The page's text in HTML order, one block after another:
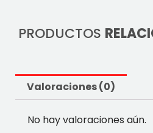
PRODUCTOS
Valoraciones (0)
No hay valoraciones aún.